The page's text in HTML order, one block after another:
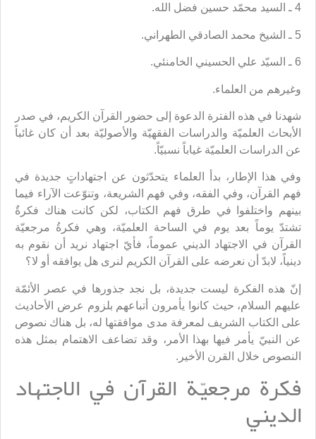
4 ـ السيد محمّد حسين فضل الله.
5 ـ الشيخ محمد الصادقي الطهراني.
6 ـ السيّد علي الحسيني الخامنئي.
وغيرهم من العلماء.
شهدنا في هذه الفترة الدعوة إلى حضور القرآن الكريم، في صدر
الأبحاث العلميّة والدراسات الفقهيّة والأصوليّة بعد أن كان غائباً
عن الدراسات العلميّة غياباً نسبيّاً.
وفي هذا الإطار، بدأ العلماء يتحدّثون عن اجتهاداتٍ جديدة في
فهم القرآن، وفي الفقه، وفي فهم الشريعة، وتنوّعت الآراء فيما
بينهم واختلفوا في طرق فهم الكتاب، لكن كانت هناك فكرةٌ
تشتدّ يوماً بعد يوم في الساحة العلميّة، وهي فكرةُ مرجعيّة
القرآن في الاجتهاد الديني عموماً، فأيّ اجتهاد نريد أن نقوم به
دينياً، لابدّ أن نعرضه على القرآن الكريم لنرى هل يوافقه أو لا؟
إنّ هذه الفكرة ليست جديدة، بل نجد جذورها في عصر الأئمّة
عليهم السلام، حيث كانوا يأمرون أتباعهم بلزوم عرض الأحاديث
على الكتاب الشريف لمعرفة مدى موافقتها له، بل هناك نصوص
عن النبيّ يأمر فيها بهذا الأمر، وقد تضاعف الاهتمام بمثل هذه
النصوص خلال القرن الأخير.
فكرة مرجعيّة القرآن في الاجتهاد
الديني